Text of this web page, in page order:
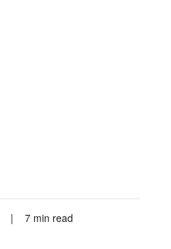
|
7 min read